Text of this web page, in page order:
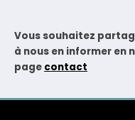
Vous souhaitez
à nous en informer en
page contact